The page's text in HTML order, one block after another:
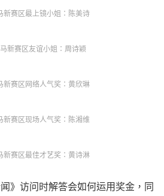
新赛区最上镜小姐：陈美诗
新赛区友谊小姐：周诗颖
新赛区网络人气奖：黄欣琳
新赛区现场人气奖：陈湘维
新赛区最佳才艺奖：黄诗淋
》访问时解答会如何运用奖金，同